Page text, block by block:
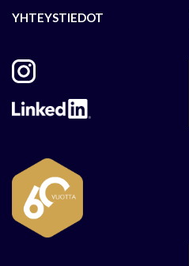
YHTEYSTIEDOT